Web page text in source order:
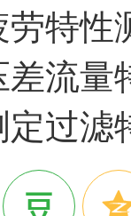
劳特性
差流量
定过